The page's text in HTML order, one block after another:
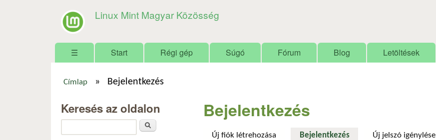
Linux Mint Magyar Közösség
Főmenü
☰ Start Régi gép Súgó Fórum Blog Letöltések
Címlap » Bejelentkezés
Bejelentkezés
Új fiók létrehozása Bejelentkezés(aktív fül)Új jelszó igénylése
Keresés az oldalon